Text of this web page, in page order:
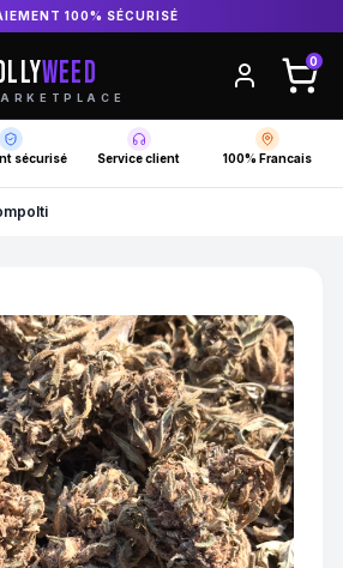
PRODUCTEUR FRANÇAIS
WEED 0
sécurisé Service client 100% Francais